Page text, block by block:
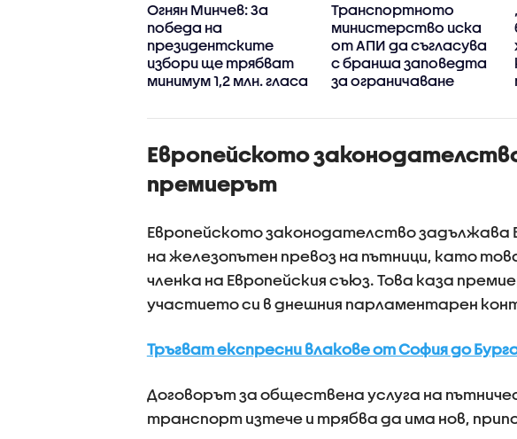
Огнян Минчев: За
победа на
президентските
избори ще трябват
минимум 1,2 млн. гласа
Транспортното
министерство иска
от АПИ да съгласува
с бранша заповедта
за ограничаване
камиони
Европейското
премиерът
Европейското законодателство задължава
на железопътен превоз на пътници, като
членка на Европейския съюз. Това каза
участието си в днешния парламентарен
Тръгват експресни влакове от София до
Договорът за обществена услуга на
транспорт изтече и трябва да има нов,